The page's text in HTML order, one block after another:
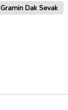
Gramin Dak Sevak